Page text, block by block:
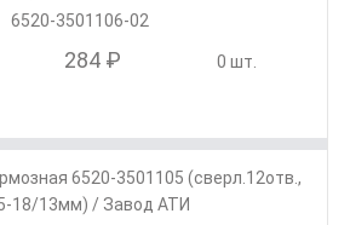
6520-3501106-02
284 ₽ 0 шт.
6520-3501105 (сверл.12отв.,
18/13мм) / Завод АТИ